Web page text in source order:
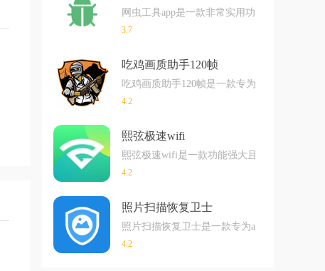
网虫工具app是一款非常实用功能性巨强大的
3.7
吃鸡画质助手120帧
吃鸡画质助手120帧是一款专为安卓手机设计
4.2
熙弦极速wifi
熙弦极速wifi是一款功能强大且易于使用的安
4.2
照片扫描恢复卫士
照片扫描恢复卫士是一款专为android用户设
4.2